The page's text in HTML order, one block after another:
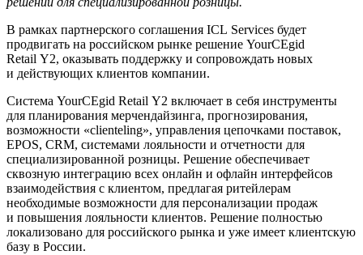
В рамках партнерского соглашения ICL Services будет
продвигать на российском рынке решение YourCEgid
Retail Y2, оказывать поддержку и сопровождать новых
и действующих клиентов компании.
Система YourCEgid Retail Y2 включает в себя инструменты
для планирования мерчендайзинга, прогнозирования,
возможности «clienteling», управления цепочками поставок,
EPOS, CRM, системами лояльности и отчетности для
специализированной розницы. Решение обеспечивает
сквозную интеграцию всех онлайн и офлайн интерфейсов
взаимодействия с клиентом, предлагая ритейлерам
необходимые возможности для персонализации продаж
и повышения лояльности клиентов. Решение полностью
локализовано для российского рынка и уже имеет клиентскую
базу в России.